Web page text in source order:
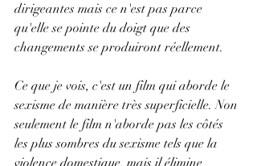
dirigeantes mais ce n'est pas parce
qu'elle se pointe du doigt que des
changements se produiront réellement.
Ce que je vois, c'est un film qui aborde le
sexisme de manière très superficielle. Non
seulement le film n'aborde pas les côtés
les plus sombres du sexisme tels que la